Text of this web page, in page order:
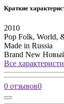
Краткие
2010
Pop Folk, World,
Made in Russia
Brand New
Все
0 отзывов0